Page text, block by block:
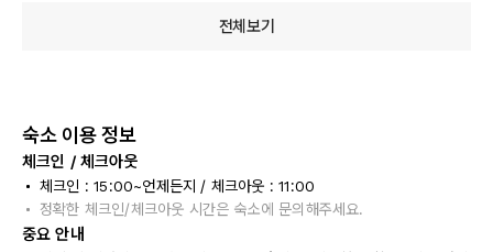
전체보기
숙소 이용 정보
체크인 / 체크아웃
체크인 : 15:00~언제든지 / 체크아웃 : 11:00
정확한 체크인/체크아웃 시간은 숙소에 문의해주세요.
중요 안내